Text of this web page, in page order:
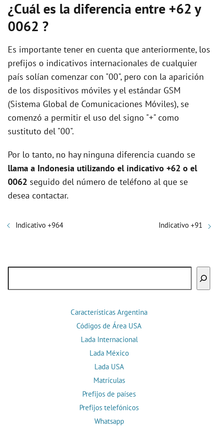
¿Cuál es la diferencia entre +62 y
0062 ?
Es importante tener en cuenta que anteriormente, los
prefijos o indicativos internacionales de cualquier
país solían comenzar con "00", pero con la aparición
de los dispositivos móviles y el estándar GSM
(Sistema Global de Comunicaciones Móviles), se
comenzó a permitir el uso del signo "+" como
sustituto del "00".
Por lo tanto, no hay ninguna diferencia cuando se
llama a Indonesia utilizando el indicativo +62 o el
0062 seguido del número de teléfono al que se
desea contactar.
Indicativo +964 Indicativo +91
Características Argentina
Códigos de Área USA
Lada Internacional
Lada México
Lada USA
Matrículas
Prefijos de países
Prefijos telefónicos
Whatsapp